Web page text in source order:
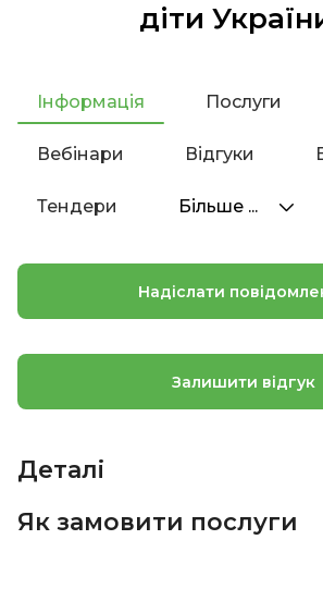
діти
Інформація Послуги
Вебінари Відгуки
Тендери Більше ...
Надіслати
Залишити відгук
Деталі
Як замовити послуги